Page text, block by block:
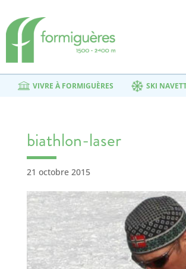
VIVRE À FORMIGUÈRES SKI
biathlon-laser
21 octobre 2015